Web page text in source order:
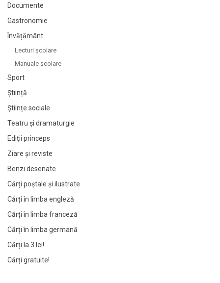
Documente
Gastronomie
Învățământ
Lecturi şcolare
Manuale şcolare
Sport
Știință
Științe sociale
Teatru și dramaturgie
Ediții princeps
Ziare şi reviste
Benzi desenate
Cărți poștale și ilustrate
Cărți în limba engleză
Cărți în limba franceză
Cărți în limba germană
Cărți la 3 lei!
Cărți gratuite!